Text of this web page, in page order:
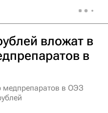
вложат в
в
медпрепаратов в ОЭЗ